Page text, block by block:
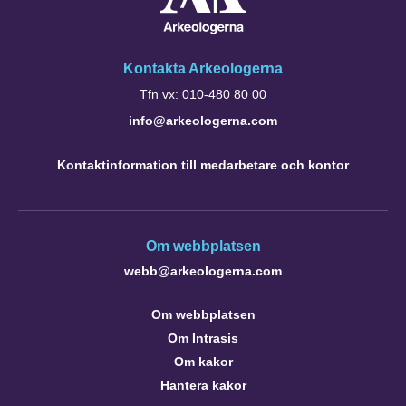
Kontakta Arkeologerna
Tfn vx: 010-480 80 00
info@arkeologerna.com
Kontaktinformation till medarbetare och kontor
Om webbplatsen
webb@arkeologerna.com
Om webbplatsen
Om Intrasis
Om kakor
Hantera kakor